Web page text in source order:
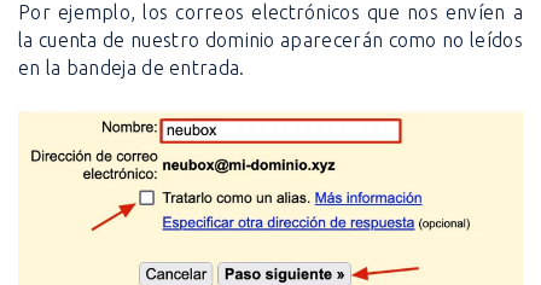
Por ejemplo, los correos electrónicos que nos envíen a
la cuenta de nuestro dominio aparecerán como no leídos
en la bandeja de entrada.